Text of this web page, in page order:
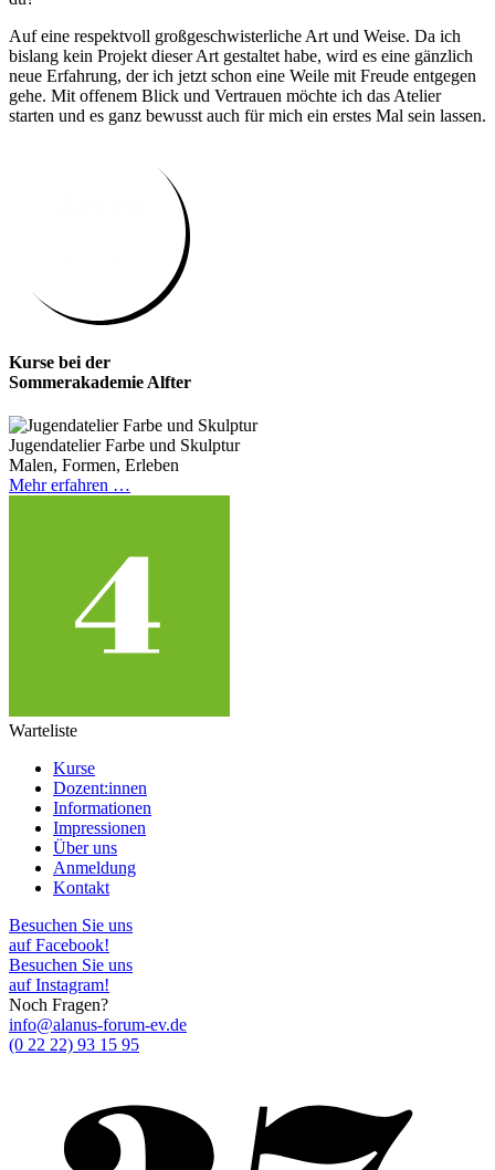
Auf eine respektvoll großgeschwisterliche Art und Weise. Da ich
bislang kein Projekt dieser Art gestaltet habe, wird es eine gänzlich
neue Erfahrung, der ich jetzt schon eine Weile mit Freude entgegen
gehe. Mit offenem Blick und Vertrauen möchte ich das Atelier
starten und es ganz bewusst auch für mich ein erstes Mal sein lassen.
Kurse bei der
Sommerakademie Alfter
Jugendatelier Farbe und Skulptur
Malen, Formen, Erleben
Mehr erfahren …
Warteliste
Kurse
Dozent:innen
Informationen
Impressionen
Über uns
Anmeldung
Kontakt
Besuchen Sie uns
auf Facebook!
Besuchen Sie uns
auf Instagram!
Noch Fragen?
info@alanus-forum-ev.de
(0 22 22) 93 15 95